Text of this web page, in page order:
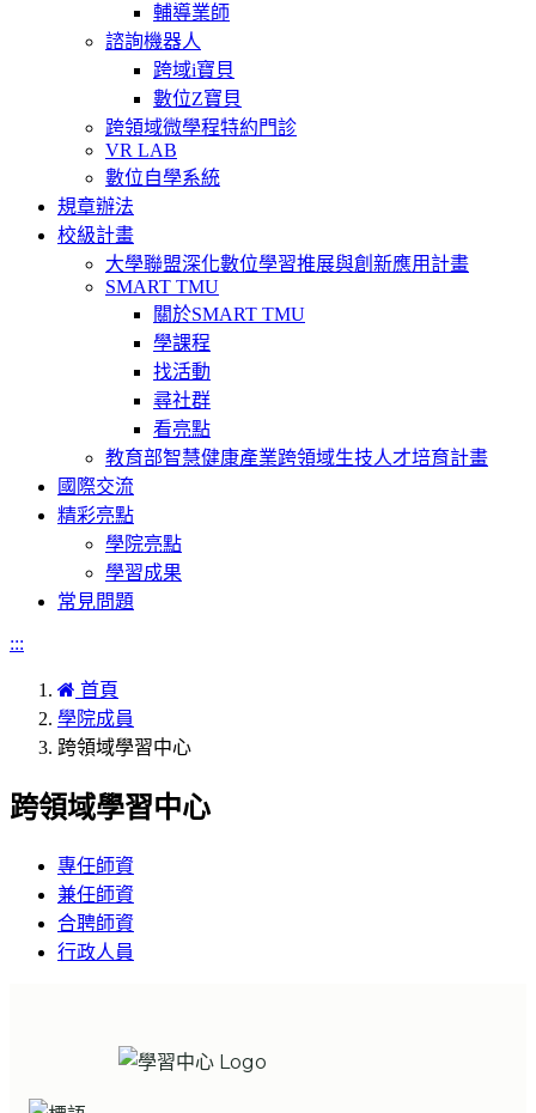
輔導業師
諮詢機器人
跨域i寶貝
數位Z寶貝
跨領域微學程特約門診
VR LAB
數位自學系統
規章辦法
校級計畫
大學聯盟深化數位學習推展與創新應用計畫
SMART TMU
關於SMART TMU
學課程
找活動
尋社群
看亮點
教育部智慧健康產業跨領域生技人才培育計畫
國際交流
精彩亮點
學院亮點
學習成果
常見問題
:::
首頁
學院成員
跨領域學習中心
跨領域學習中心
專任師資
兼任師資
合聘師資
行政人員